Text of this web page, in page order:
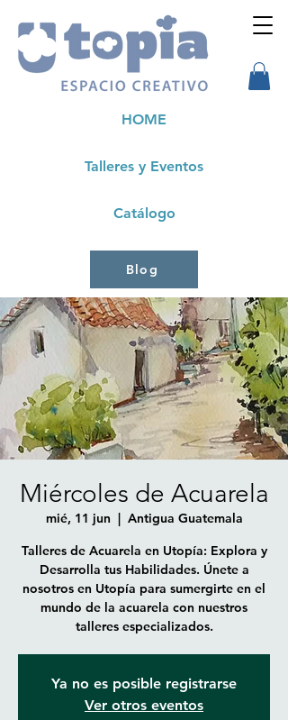
Talleres y Eventos
HOME
Catálogo
Blog
Miércoles de Acuarela
mié, 11 jun
  |
Antigua Guatemala
Talleres de Acuarela en Utopía: Explora y
Desarrolla tus Habilidades. Únete a
nosotros en Utopía para sumergirte en el
mundo de la acuarela con nuestros
talleres especializados.
Ya no es posible registrarse
Ver otros eventos